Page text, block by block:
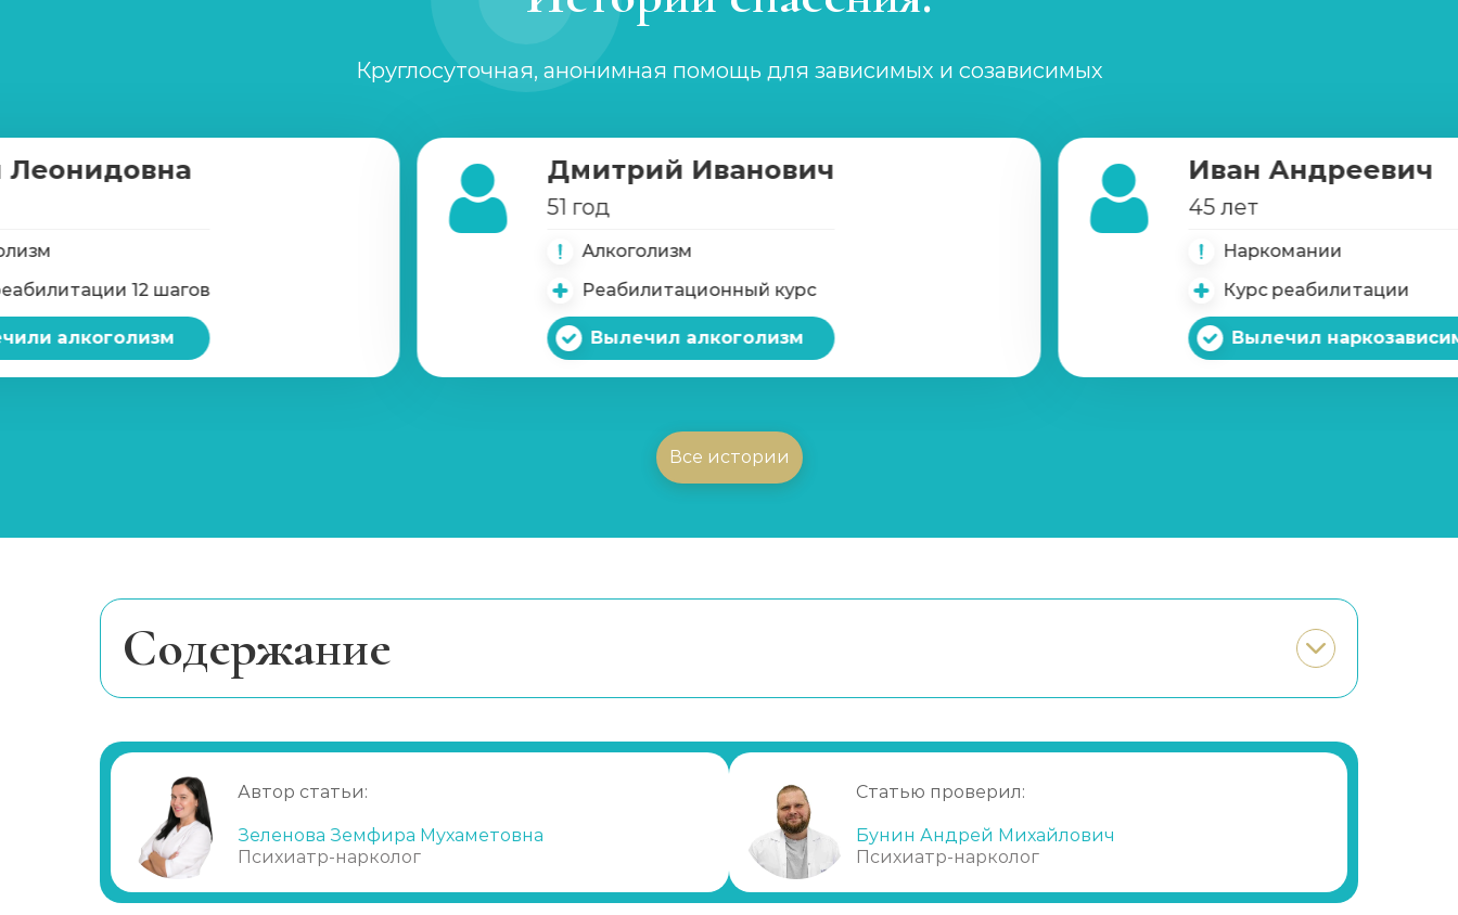
Круглосуточная, анонимная помощь для зависимых и созависимых
12 шагов
алкоголизм
Дмитрий Иванович
51 год
Алкоголизм
Реабилитационный курс
Вылечил алкоголизм
Иван Андреевич
45 лет
Наркомании
Курс реабилитации
Вылечил
Все истории
Cодержание
Нюансы терапии
Алкогольный психоз
Профилактика
Обращение к специалистам
Автор статьи:
Зеленова Земфира Мухаметовна
Психиатр-нарколог
Статью проверил:
Бунин Андрей Михайлович
Психиатр-нарколог